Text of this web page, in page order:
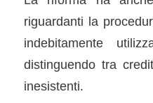
riguardanti la
indebitamente
distinguendo tra
inesistenti.